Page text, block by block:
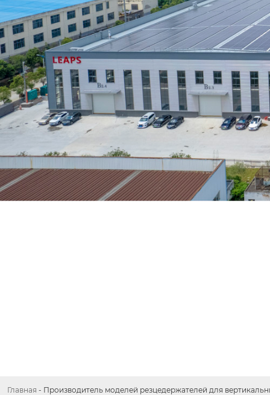
Главная - Производитель моделей резцедержателей для